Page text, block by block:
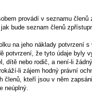
provádí v seznamu členů
bude seznam členů
na jeho náklady potvrzení s
potvrzení, že tyto údaje byly
dítě nebo rodič, a není-li
li zájem hodný právní
členů, kteří jsou v něm
neúplný.